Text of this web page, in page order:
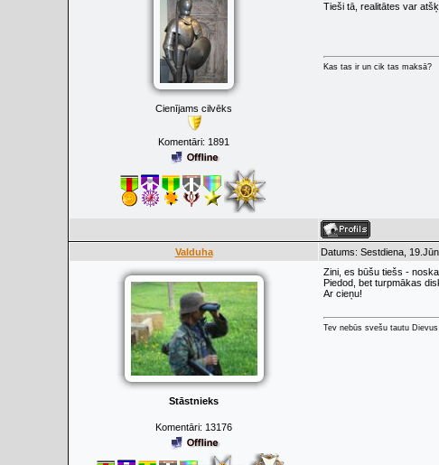
Cienījams cilvēks
Komentāri: 1891
Tieši tā, realitātes var
Kas tas ir un cik tas maksā?
Valduha Datums: Sestdiena,
Stāstnieks
Komentāri: 13176
Zini, es būšu tiešs -
Piedod, bet turpmākas
Ar cieņu!
Tev nebūs svešu tautu